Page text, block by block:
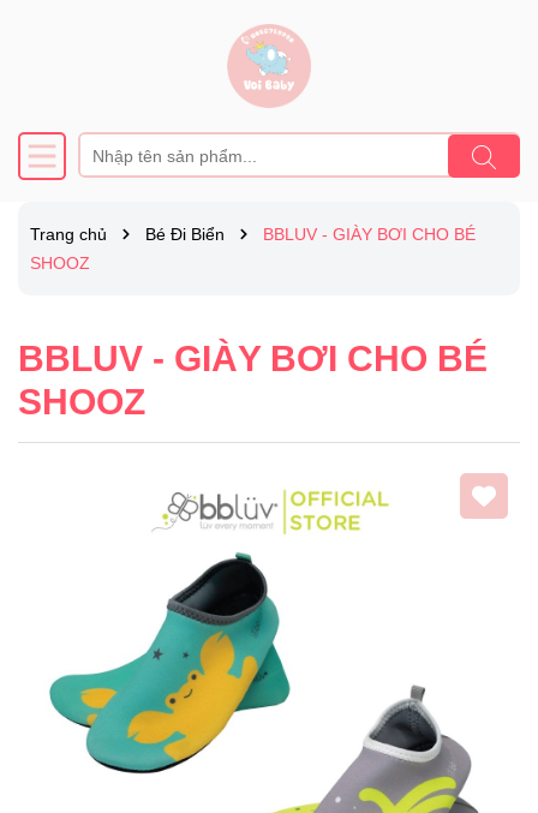
Trang chủ Bé Đi Biển
BBLUV - GIÀY BƠI CHO BÉ
SHOOZ
BBLUV - GIÀY BƠI CHO BÉ
SHOOZ